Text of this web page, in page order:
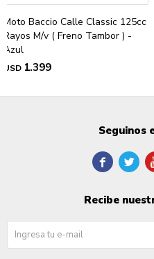
Moto Baccio Calle Classic 125cc
Rayos M/v ( Freno Tambor ) -
Azul
USD 1.399
Seguinos
 
Recibe